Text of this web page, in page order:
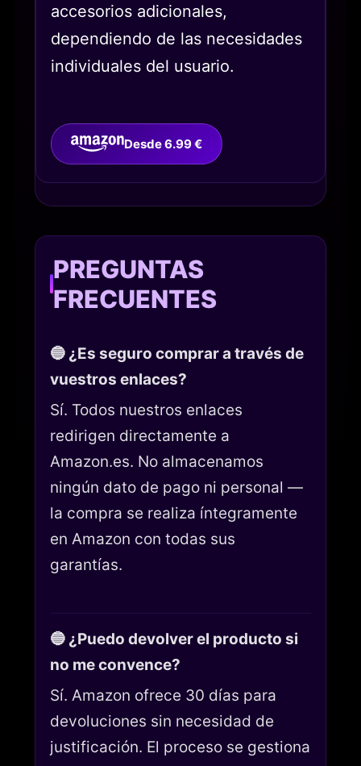
accesorios adicionales,
dependiendo de las necesidades
individuales del usuario.
Desde 6.99 €
PREGUNTAS
FRECUENTES
🔵 ¿Es seguro comprar a través de
vuestros enlaces?
Sí. Todos nuestros enlaces
redirigen directamente a
Amazon.es. No almacenamos
ningún dato de pago ni personal —
la compra se realiza íntegramente
en Amazon con todas sus
garantías.
🔵 ¿Puedo devolver el producto si
no me convence?
Sí. Amazon ofrece 30 días para
devoluciones sin necesidad de
justificación. El proceso se gestiona